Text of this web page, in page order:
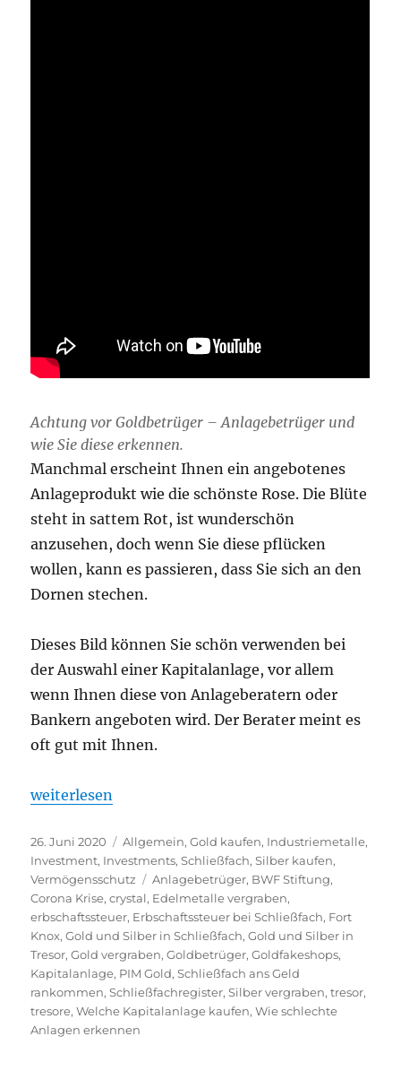
Achtung vor Goldbetrüger – Anlagebetrüger und
wie Sie diese erkennen.
Manchmal erscheint Ihnen ein angebotenes
Anlageprodukt wie die schönste Rose. Die Blüte
steht in sattem Rot, ist wunderschön
anzusehen, doch wenn Sie diese pflücken
wollen, kann es passieren, dass Sie sich an den
Dornen stechen.
Dieses Bild können Sie schön verwenden bei
der Auswahl einer Kapitalanlage, vor allem
wenn Ihnen diese von Anlageberatern oder
Bankern angeboten wird. Der Berater meint es
oft gut mit Ihnen.
„Achtung vor Goldbetrüger-Anlagebetrüger und
weiterlesen
Veröffentlicht
am
26. Juni 2020 Kategorien
Allgemein,Gold kaufen, Industriemetalle,
Investment, Investments,Schließfach,Silber kaufen,
Vermögensschutz
Schlagwörter
Anlagebetrüger, BWF Stiftung,
Corona Krise,crystal, Edelmetalle vergraben,
erbschaftssteuer, Erbschaftssteuer bei Schließfach, Fort
Knox,Gold und Silber in Schließfach,Gold und Silber in
Tresor,Gold vergraben,Goldbetrüger,Goldfakeshops,
Kapitalanlage, PIM Gold,Schließfach ans Geld
rankommen,Schließfachregister,Silber vergraben,tresor,
tresore,Welche Kapitalanlage kaufen,Wie schlechte
Anlagen erkennen